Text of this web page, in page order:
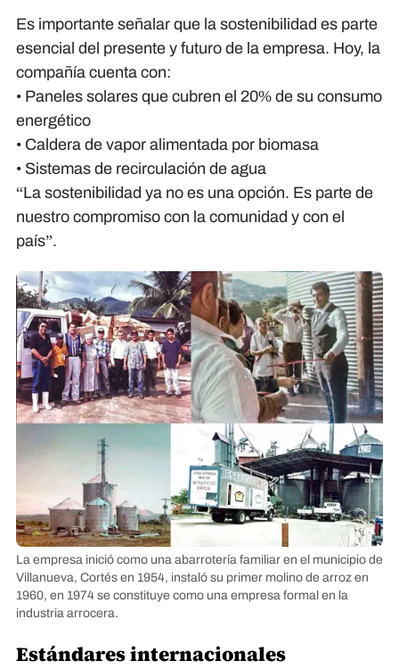
Es importante señalar que la sostenibilidad es parte
esencial del presente y futuro de la empresa. Hoy, la
compañía cuenta con:
• Paneles solares que cubren el 20% de su consumo
energético
• Caldera de vapor alimentada por biomasa
• Sistemas de recirculación de agua
“La sostenibilidad ya no es una opción. Es parte de
nuestro compromiso con la comunidad y con el
país”.
La empresa inició como una abarrotería familiar en el municipio de
Villanueva, Cortés en 1954, instaló su primer molino de arroz en
1960, en 1974 se constituye como una empresa formal en la
industria arrocera.
Estándares internacionales